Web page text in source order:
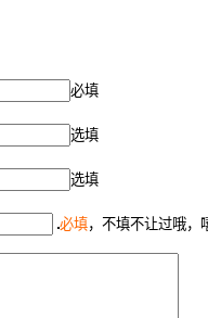
必填
选填
选填
必填，不填不让过哦，